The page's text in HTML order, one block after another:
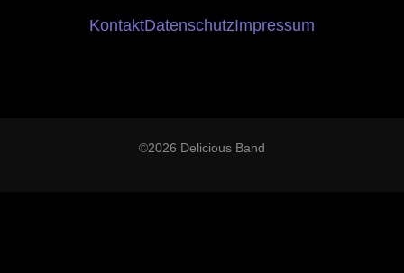
KontaktDatenschutzImpressum
©2026 Delicious Band